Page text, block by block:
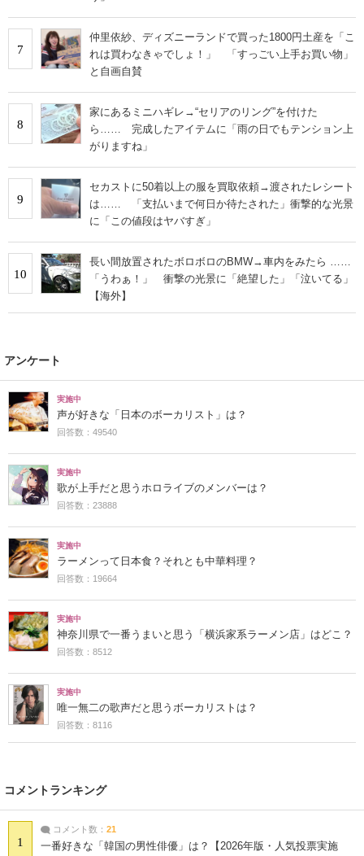
7
仲里依紗、ディズニーランドで買った1800円土産を「こ
れは買わなきゃでしょ！」 「すっごい上手お買い物」
と自画自賛
8
家にあるミニハギレ→“セリアのリング”を付けた
ら…… 完成したアイテムに「雨の日でもテンション上
がりますね」
9
セカストに50着以上の服を買取依頼→渡されたレシート
は…… 「支払いまで何日か待たされた」衝撃的な光景
に「この値段はヤバすぎ」
10
長い間放置されたボロボロのBMW→車内をみたら ……
「うわぁ！」 衝撃の光景に「絶望した」「泣いてる」
【海外】
アンケート
実施中
声が好きな「日本のボーカリスト」は？
回答数：49540
実施中
歌が上手だと思うホロライブのメンバーは？
回答数：23888
実施中
ラーメンって日本食？それとも中華料理？
回答数：19664
実施中
神奈川県で一番うまいと思う「横浜家系ラーメン店」はどこ？
回答数：8512
実施中
唯一無二の歌声だと思うボーカリストは？
回答数：8116
コメントランキング
1
コメント数： 21
一番好きな「韓国の男性俳優」は？【2026年版・人気投票実施